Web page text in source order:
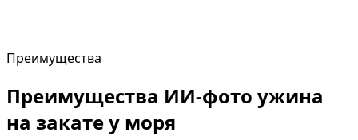
Преимущества
Преимущества ИИ-фото ужина
на закате у моря